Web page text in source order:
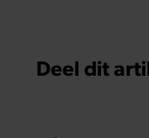
Deel dit